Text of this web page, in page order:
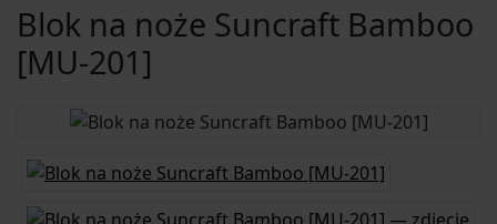
Blok na noże Suncraft Bamboo
[MU-201]